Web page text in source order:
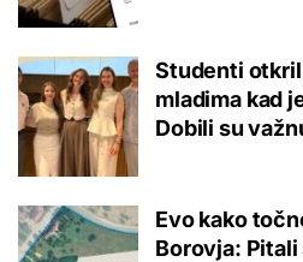
Studenti
mladima kad
Dobili su
Evo kako
Borovja: Pitali